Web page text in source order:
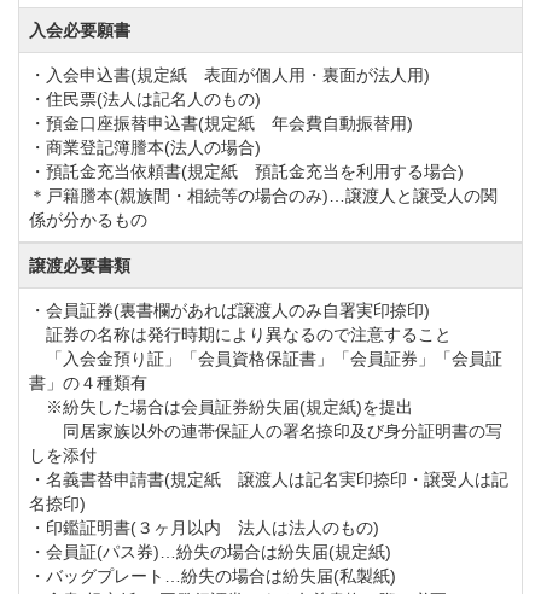
入会必要願書
・入会申込書(規定紙 表面が個人用・裏面が法人用)
・住民票(法人は記名人のもの)
・預金口座振替申込書(規定紙 年会費自動振替用)
・商業登記簿謄本(法人の場合)
・預託金充当依頼書(規定紙 預託金充当を利用する場合)
＊戸籍謄本(親族間・相続等の場合のみ)…譲渡人と譲受人の関
係が分かるもの
譲渡必要書類
・会員証券(裏書欄があれば譲渡人のみ自署実印捺印)
証券の名称は発行時期により異なるので注意すること
「入会金預り証」「会員資格保証書」「会員証券」「会員証
書」の４種類有
※紛失した場合は会員証券紛失届(規定紙)を提出
同居家族以外の連帯保証人の署名捺印及び身分証明書の写
しを添付
・名義書替申請書(規定紙 譲渡人は記名実印捺印・譲受人は記
名捺印)
・印鑑証明書(３ヶ月以内 法人は法人のもの)
・会員証(パス券)…紛失の場合は紛失届(規定紙)
・バッグプレート…紛失の場合は紛失届(私製紙)